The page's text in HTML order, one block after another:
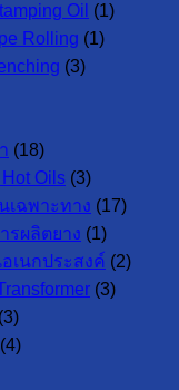
Oil (1)
Rolling (1)
(3)
(18)
Oils (3)
ฉพาะทาง (17)
รผลิตยาง (1)
เนกประสงค์ (2)
(3)
(3)
(4)